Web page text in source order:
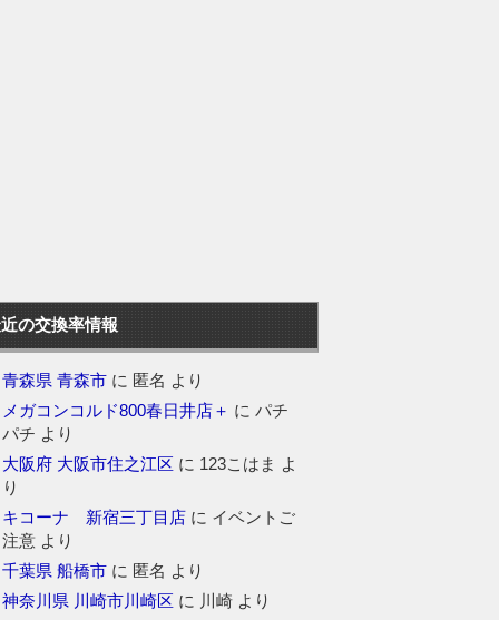
の交換率情報
青森県 青森市 に 匿名 より
メガコンコルド800春日井店＋ にパチ
パチ より
大阪府 大阪市住之江区 に 123こはま よ
り
キコーナ 新宿三丁目店 に イベントご
注意 より
千葉県 船橋市 に 匿名 より
神奈川県 川崎市川崎区 に 川崎 より